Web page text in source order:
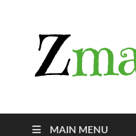
MAIN MENU